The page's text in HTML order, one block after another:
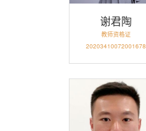
谢君陶
教师资格证
20203410072001678